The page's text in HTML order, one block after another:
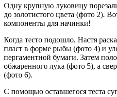
Одну крупную луковицу
до золотистого цвета (фото 2).
компоненты для начинки!
Когда тесто подошло, Настя
пласт в форме рыбы (фото 4) и
пергаментной бумаги. Затем
обжаренного лука (фото 5), а
(фото 6).
С помощью оставшегося теста